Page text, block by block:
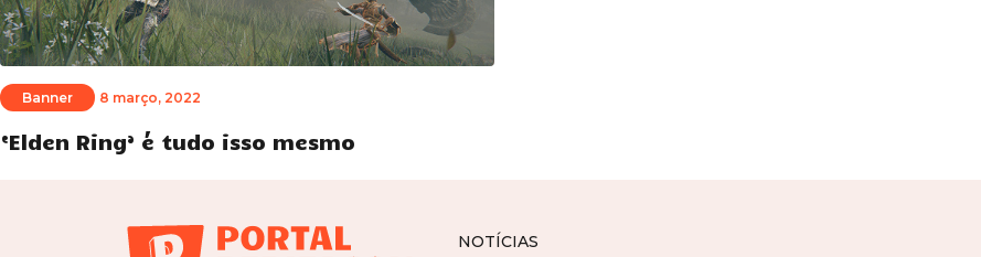
Banner 8 março, 2022
‘Elden Ring’ é tudo isso mesmo
NOTÍCIAS